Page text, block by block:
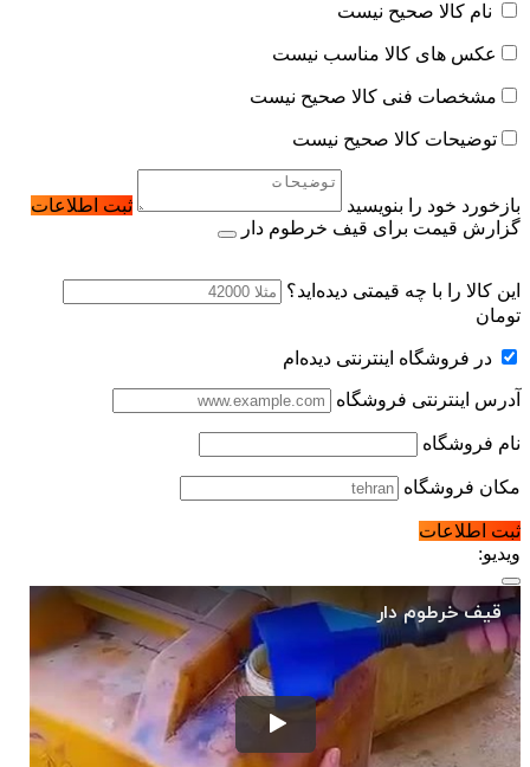
نام کالا صحیح نیست
عکس های کالا مناسب نیست
مشخصات فنی کالا صحیح نیست
توضیحات کالا صحیح نیست
بازخورد خود را بنویسید
ثبت اطلاعات
گزارش قیمت برای قیف خرطوم دار
این کالا را با چه قیمتی دیده‌اید؟
تومان
در فروشگاه اینترنتی دیده‌ام
آدرس اینترنتی فروشگاه
نام فروشگاه
مکان فروشگاه
ثبت اطلاعات
ویدیو: